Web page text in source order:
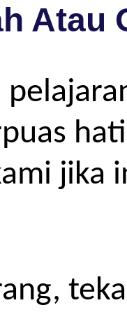
Atau
jika